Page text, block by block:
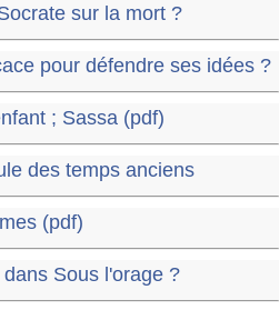
sur la mort ?
pour défendre ses idées ?
; Sassa (pdf)
des temps anciens
(pdf)
Sous l'orage ?